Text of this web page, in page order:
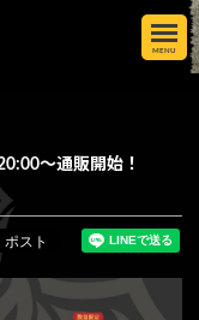
MENU
〜通販開始！